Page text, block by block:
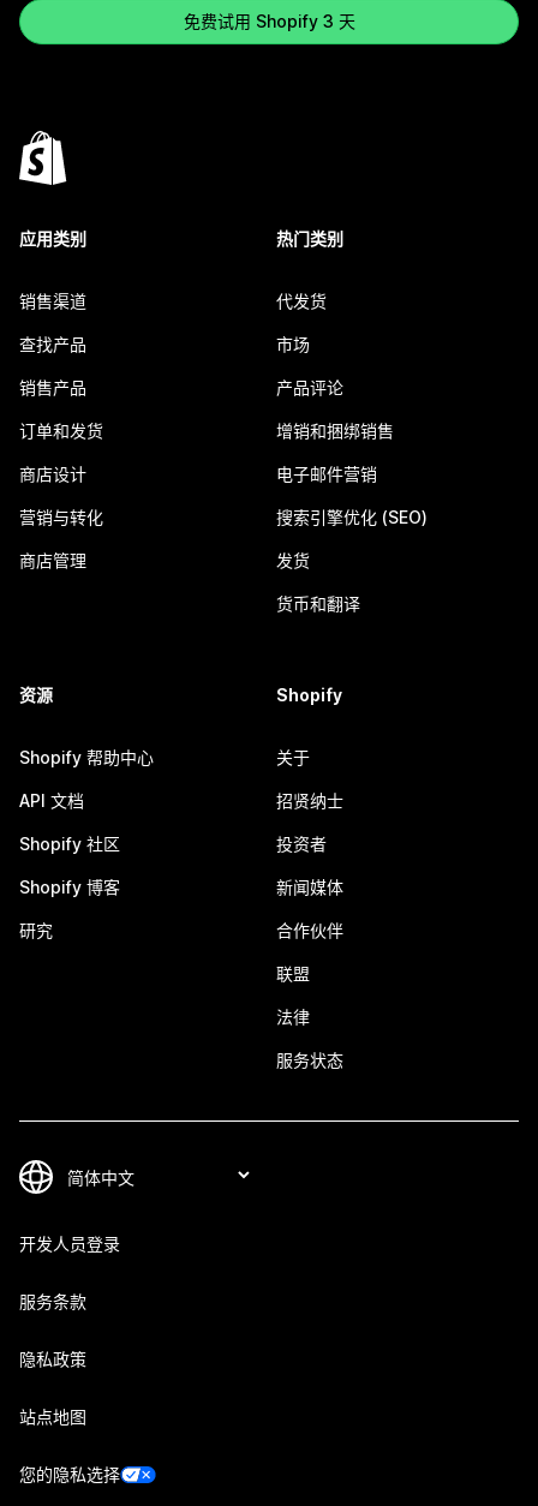
免费试用 Shopify 3 天
应用类别
销售渠道
查找产品
销售产品
订单和发货
商店设计
营销与转化
商店管理
热门类别
代发货
市场
产品评论
增销和捆绑销售
电子邮件营销
搜索引擎优化 (SEO)
发货
货币和翻译
资源
Shopify 帮助中心
API 文档
Shopify 社区
Shopify 博客
研究
Shopify
关于
招贤纳士
投资者
新闻媒体
合作伙伴
联盟
法律
服务状态
开发人员登录
服务条款
隐私政策
站点地图
您的隐私选择